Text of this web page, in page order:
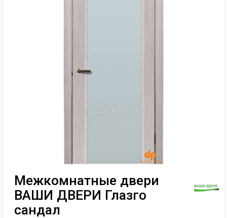
Межкомнатные двери
ВАШИ ДВЕРИ Глазго
сандал